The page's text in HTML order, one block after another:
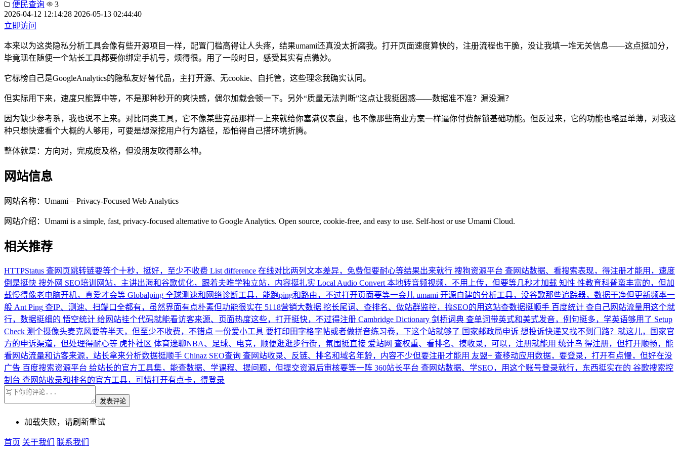
便民查询
3
2026-04-12 12:14:28 2026-05-13 02:44:40
立即访问
本来以为这类隐私分析工具会像有些开源项目一样，配置门槛高得让人头疼，结果umami还真没太折磨我。打开页面速度算快的，注册流程也干脆，没让我填一堆无关信息——这点挺加分，
毕竟现在随便一个站长工具都要你绑定手机号，烦得很。用了一段时日，感受其实有点微妙。
它标榜自己是GoogleAnalytics的隐私友好替代品，主打开源、无cookie、自托管，这些理念我确实认同。
但实际用下来，速度只能算中等，不是那种秒开的爽快感，偶尔加载会顿一下。另外“质量无法判断”这点让我挺困惑——数据准不准？漏没漏？
因为缺少参考系，我也说不上来。对比同类工具，它不像某些竞品那样一上来就给你塞满仪表盘，也不像那些商业方案一样逼你付费解锁基础功能。但反过来，它的功能也略显单薄，对我这
种只想快速看个大概的人够用，可要是想深挖用户行为路径，恐怕得自己搭环境折腾。
整体就是：方向对，完成度及格，但没朋友吹得那么神。
网站信息
网站名称： Umami – Privacy-Focused Web Analytics
网站介绍： Umami is a simple, fast, privacy-focused alternative to Google Analytics. Open source, cookie-free, and easy to use. Self-host or use Umami Cloud.
相关推荐
HTTPStatus 查网页跳转链要等个十秒，挺好，至少不收费 List difference 在线对比两列文本差异，免费但要耐心等结果出来就行 搜狗资源平台 查网站数据、看搜索表现，得注册才能用，速度
倒是挺快 搜外网 SEO培训网站，主讲出海和谷歌优化，跟着夫唯学独立站，内容挺扎实 Local Audio Convert 本地转音频视频，不用上传，但要等几秒才加载 知性 性教育科普蛮丰富的，但加
载慢得像老电脑开机，真爱才会等 Globalping 全球测速和网络诊断工具，能跑ping和路由，不过打开页面要等一会儿 umami 开源自建的分析工具，没谷歌那些追踪器，数据干净但更新频率一
般 Ant Ping 查IP、测速、扫端口全都有，虽然界面有点朴素但功能很实在 5118营销大数据 挖长尾词、查排名、做站群监控，搞SEO的用这站查数据挺顺手 百度统计 查自己网站流量用这个就
行，数据挺细的 悟空统计 给网站挂个代码就能看访客来源、页面热度这些，打开挺快，不过得注册 Cambridge Dictionary 剑桥词典 查单词带英式和美式发音，例句挺多，学英语够用了 Setup
Check 测个摄像头麦克风要等半天，但至少不收费，不错点 一份爱小工具 要打印田字格字帖或者做拼音练习卷，下这个站就够了 国家邮政局申诉 想投诉快递又找不到门路？就这儿，国家官
方的申诉渠道，但处理得耐心等 虎扑社区 体育迷聊NBA、足球、电竞，顺便逛逛步行街，氛围挺直接 爱站网 查权重、看排名、摸收录，可以，注册就能用 统计鸟 得注册，但打开顺畅，能
看网站流量和访客来源，站长拿来分析数据挺顺手 Chinaz SEO查询 查网站收录、反链、排名和域名年龄，内容不少但要注册才能用 友盟+ 查移动应用数据，要登录，打开有点慢，但好在没
广告 百度搜索资源平台 给站长的官方工具集，能查数据、学课程、提问题，但提交资源后审核要等一阵 360站长平台 查网站数据、学SEO，用这个账号登录就行，东西挺实在的 谷歌搜索控
制台 查网站收录和排名的官方工具，可惜打开有点卡，得登录
发表评论
加载失败，请刷新重试
首页 关于我们 联系我们